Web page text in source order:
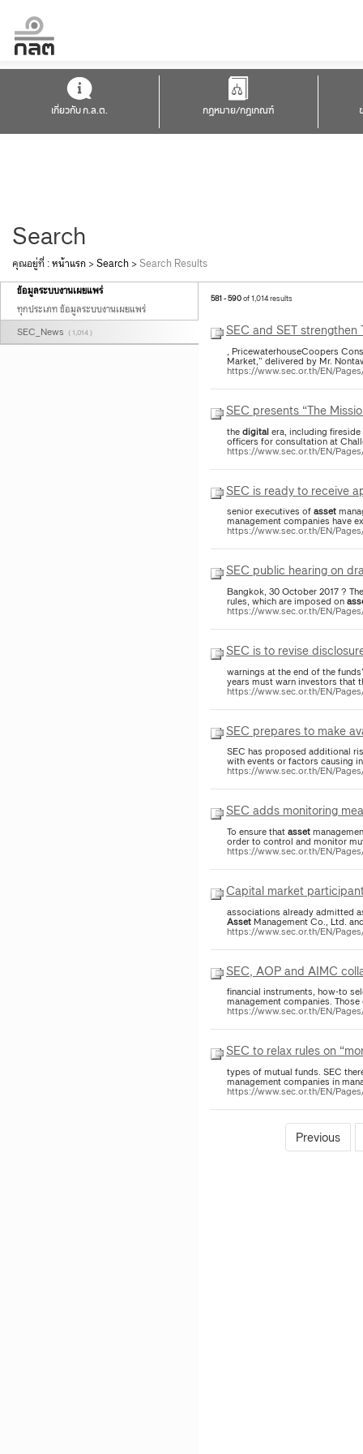
เกี่ยวกับ ก.ล.ต. กฎหมาย/กฎเกณฑ์
Search
คุณอยู่ที่ :หน้าแรก >Search >Search Results
ข้อมูลระบบงานเผยแพร่
ทุกประเภท ข้อมูลระบบงานเผยแพร่
SEC_News ( 1,014 )
581 - 590of 1,014 results
SEC and SET
, PricewaterhouseCoopers
Market,” delivered by Mr.
https://www.sec.or.th/EN/
SEC presents “The
thedigitalera, including
officers for consultation at
https://www.sec.or.th/EN/
SEC is ready to receive
senior executives ofasset
management companies have
https://www.sec.or.th/EN/
SEC public hearing on
Bangkok, 30 October 2017 ?
rules, which are imposed on
https://www.sec.or.th/EN/
SEC is to revise
warnings at the end of the
years must warn investors that
https://www.sec.or.th/EN/
SEC prepares to make
SEC has proposed additional
with events or factors causing
https://www.sec.or.th/EN/
SEC adds monitoring
To ensure thatasset
order to control and monitor
https://www.sec.or.th/EN/
Capital market
associations already admitted
Asset Management Co., Ltd.
https://www.sec.or.th/EN/
SEC, AOP and AIMC
financial instruments, how-to
management companies.
https://www.sec.or.th/EN/
SEC to relax rules on
types of mutual funds. SEC
management companies in
https://www.sec.or.th/EN/
Previous